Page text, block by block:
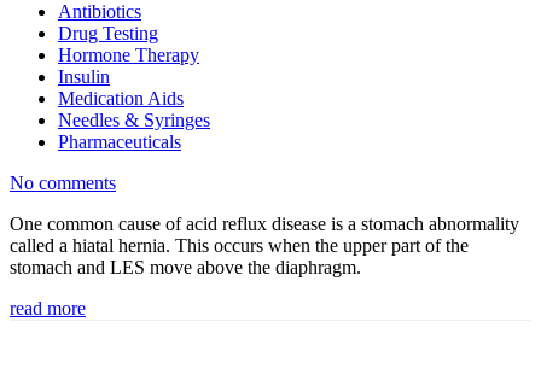
Antibiotics
Drug Testing
Hormone Therapy
Insulin
Medication Aids
Needles & Syringes
Pharmaceuticals
No comments
One common cause of acid reflux disease is a stomach abnormality
called a hiatal hernia. This occurs when the upper part of the
stomach and LES move above the diaphragm.
read more